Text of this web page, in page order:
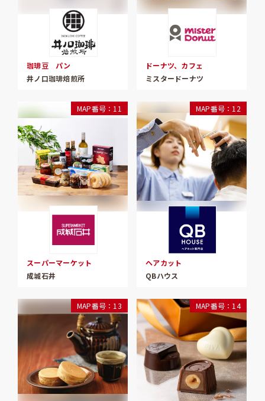
珈琲豆 パン
井ノ口珈琲焙煎所
ドーナツ、カフェ
ミスタードーナツ
MAP番号：11
スーパーマーケット
成城石井
MAP番号：12
ヘアカット
QBハウス
MAP番号：13 MAP番号：14